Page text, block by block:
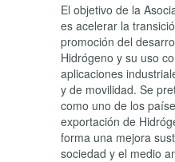
El objetivo de la
es acelerar la
promoción del
Hidrógeno y su uso
aplicaciones
y de movilidad. Se
como uno de los
exportación de
forma una mejora
sociedad y el medio